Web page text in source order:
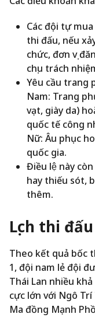
Các đội tự
thi đấu, nếu
chức, đơn vị
chịu trách
Yêu cầu trang
Nam: Trang
vạt, giày da)
quốc tế công
Nữ: Âu phục
quốc gia.
Điều lệ này
hay thiếu sót,
thêm.
Lịch thi đấu
Theo kết quả bốc
1, đội nam lẻ đội
Thái Lan nhiều
cực lớn với Ngô
Ma đồng Mạnh